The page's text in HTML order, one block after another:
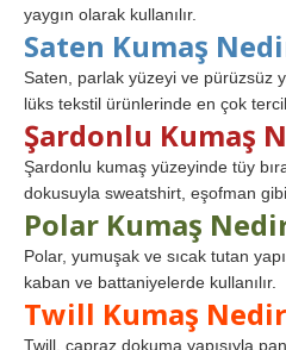
yaygın olarak kullanılır.
Saten Kumaş
Saten, parlak yüzeyi ve pürüzsüz
lüks tekstil ürünlerinde en çok
Şardonlu Kumaş
Şardonlu kumaş yüzeyinde tüy
dokusuyla sweatshirt, eşofman
Polar Kumaş
Polar, yumuşak ve sıcak tutan
kaban ve battaniyelerde kullanılır.
Twill Kumaş
Twill, çapraz dokuma yapısıyla